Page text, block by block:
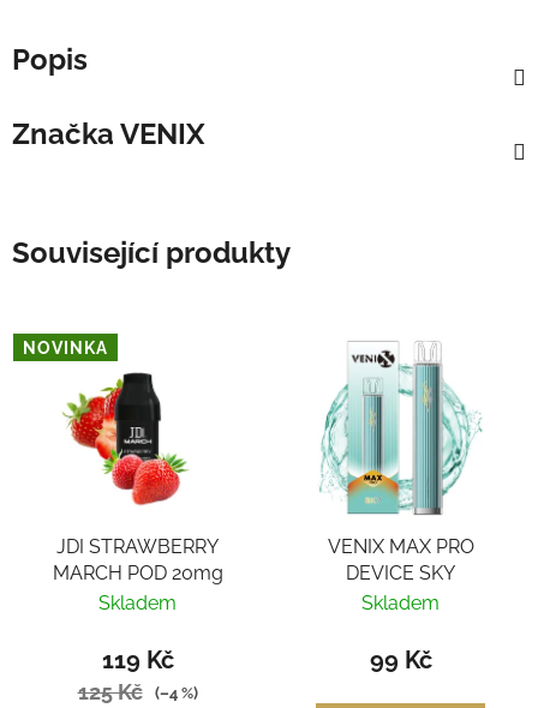
Popis
Značka VENIX
Související produkty
NOVINKA
JDI STRAWBERRY
MARCH POD 20mg
Skladem
119 Kč
125 Kč (–4 %)
VENIX MAX PRO
DEVICE SKY
Skladem
99 Kč